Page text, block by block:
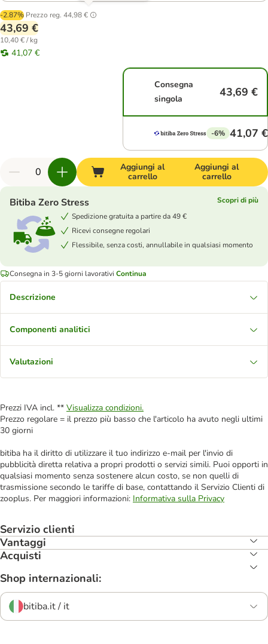
-2.87% Prezzo reg. 44,98 €
43,69 €
10,40 € / kg
41,07 €
Consegna
singola
43,69 €
-6% 41,07 €
Aggiungi al
carrello
Aggiungi al
carrello
Bitiba Zero Stress
Scopri di più
Spedizione gratuita a partire da 49 €
Ricevi consegne regolari
Flessibile, senza costi, annullabile in qualsiasi momento
Consegna in 3-5 giorni lavorativi Continua
Descrizione
Componenti analitici
Valutazioni
Prezzi IVA incl. ** Visualizza condizioni.
Prezzo regolare = il prezzo più basso che l'articolo ha avuto negli ultimi
30 giorni
bitiba ha il diritto di utilizzare il tuo indirizzo e-mail per l'invio di
pubblicità diretta relativa a propri prodotti o servizi simili. Puoi opporti in
qualsiasi momento senza sostenere alcun costo, se non quelli di
trasmissione secondo le tariffe di base, contattando il Servizio Clienti di
zooplus. Per maggiori informazioni: Informativa sulla Privacy
Servizio clienti
Vantaggi
Acquisti
Shop internazionali:
bitiba.it / it